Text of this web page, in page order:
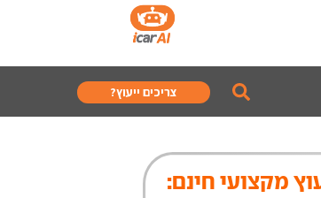
צריכים ייעוץ?
מקצועי חינם: